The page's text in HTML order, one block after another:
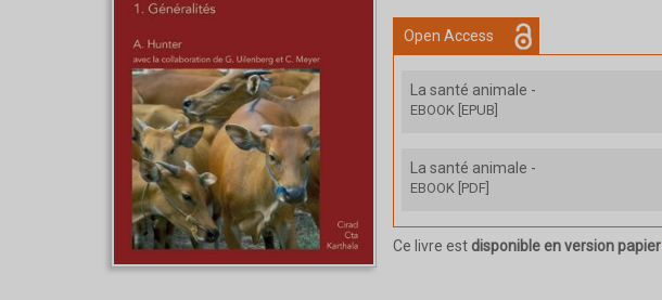
Open Access
La santé animale -
EBOOK [EPUB]
La santé animale -
EBOOK [PDF]
Ce livre est disponible en version papier